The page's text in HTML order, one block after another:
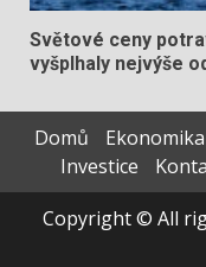
Světové ceny
vyšplhaly nejvýše
Domů Ekonomika
Investice
Copyright © All